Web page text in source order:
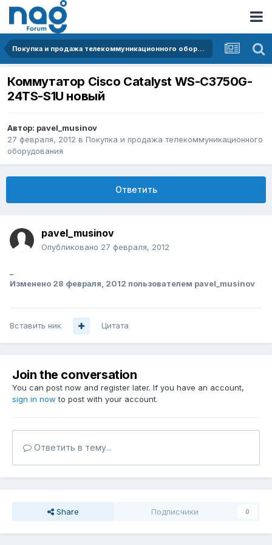
Покупка и продажа телекоммуникационного оборудования
Коммутатор Cisco Catalyst WS-C3750G-
24TS-S1U новый
Автор: pavel_musinov
27 февраля, 2012 в Покупка и продажа телекоммуникационного
оборудования
Ответить
pavel_musinov
Опубликовано 27 февраля, 2012
Изменено 28 февраля, 2012 пользователем pavel_musinov
Вставить ник Цитата
Join the conversation
You can post now and register later. If you have an account,
sign in now to post with your account.
Ответить в тему...
Share Подписчики 0